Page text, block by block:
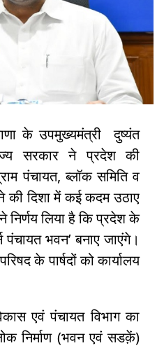
के उपमुख्यमंत्री दुष्यंत
सरकार ने प्रदेश की
पंचायत, ब्लॉक समिति व
की दिशा में कई कदम उठाए
लिया है कि प्रदेश के
पंचायत भवन’ बनाए जाएंगे।
के पार्षदों को कार्यालय
एवं पंचायत विभाग का
निर्माण (भवन एवं सडक़ें)